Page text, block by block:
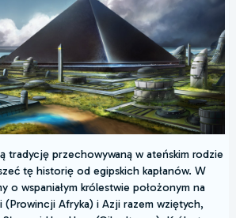
tradycję przechowywaną w ateńskim rodzie
tę historię od egipskich kapłanów. W
o wspaniałym królestwie położonym na
(Prowincji Afryka) i Azji razem wziętych,